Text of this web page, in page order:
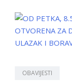
OBAVIJESTI